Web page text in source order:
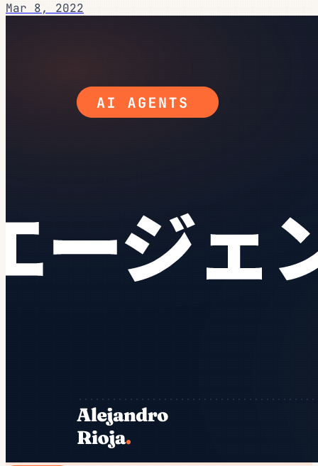
Mar 8, 2022